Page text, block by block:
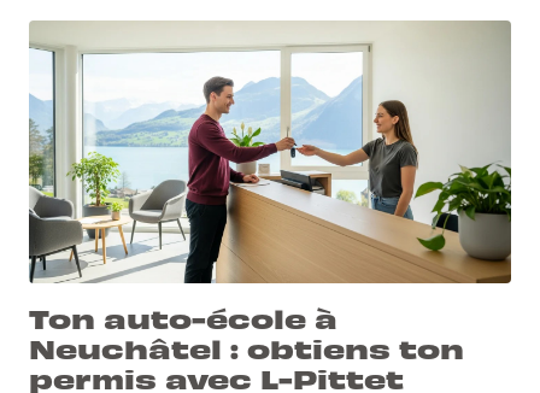
Ton auto-école à
Neuchâtel : obtiens ton
permis avec L-Pittet